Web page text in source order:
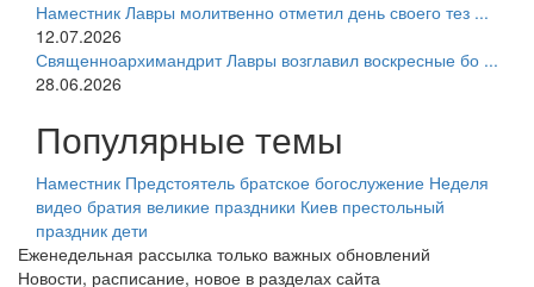
Наместник Лавры молитвенно отметил день своего тез ...
12.07.2026
Священноархимандрит Лавры возглавил воскресные бо ...
28.06.2026
Популярные темы
Наместник Предстоятель братское богослужение Неделя
видео братия великие праздники Киев престольный
праздник дети
Еженедельная рассылка только важных обновлений
Новости, расписание, новое в разделах сайта